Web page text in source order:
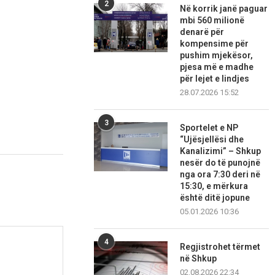
2
Në korrik janë paguar
mbi 560 milionë
denarë për
kompensime për
pushim mjekësor,
pjesa më e madhe
për lejet e lindjes
28.07.2026 15:52
3
Sportelet e NP
“Ujësjellësi dhe
Kanalizimi” – Shkup
nesër do të punojnë
nga ora 7:30 deri në
15:30, e mërkura
është ditë jopune
05.01.2026 10:36
4
Regjistrohet tërmet
në Shkup
02.08.2026 22:34